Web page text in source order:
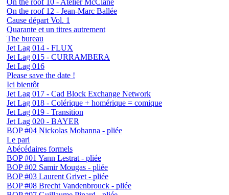
On the roof 10 - Atelier McClane
On the roof 12 - Jean-Marc Ballée
Cause départ Vol. 1
Quarante et un titres autrement
The bureau
Jet Lag 014 - FLUX
Jet Lag 015 - CURRAMBERA
Jet Lag 016
Please save the date !
Ici bientôt
Jet Lag 017 - Cad Block Exchange Network
Jet Lag 018 - Colérique + homérique = comique
Jet Lag 019 - Transition
Jet Lag 020 - BAYER
BOP #04 Nickolas Mohanna - pliée
Le pari
Abécédaires formels
BOP #01 Yann Lestrat - pliée
BOP #02 Samir Mougas - pliée
BOP #03 Laurent Grivet - pliée
BOP #08 Brecht Vandenbrouck - pliée